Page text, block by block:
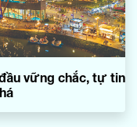
vững chắc, tự tin